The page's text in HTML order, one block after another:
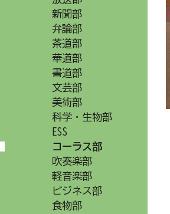
新聞部
弁論部
茶道部
華道部
書道部
文芸部
美術部
科学・生物部
ESS
コーラス部
吹奏楽部
軽音楽部
ビジネス部
食物部